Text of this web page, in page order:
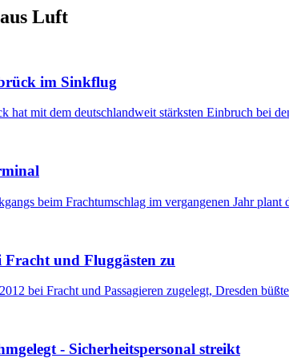
Luft
im Sinkflug
hat mit dem deutschlandweit stärksten Einbruch bei
beim Frachtumschlag im vergangenen Jahr
und Fluggästen zu
bei Fracht und Passagieren zugelegt, Dresden
- Sicherheitspersonal streikt